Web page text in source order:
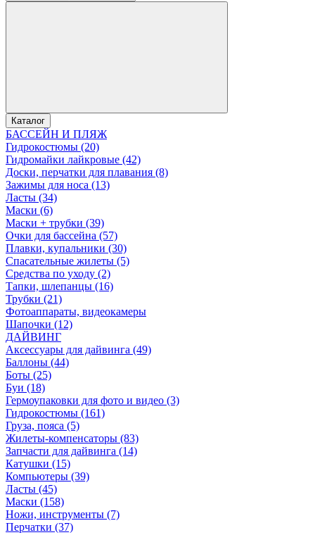
Каталог
БАССЕЙН И ПЛЯЖ
Гидрокостюмы (20)
Гидромайки лайкровые (42)
Доски, перчатки для плавания (8)
Зажимы для носа (13)
Ласты (34)
Маски (6)
Маски + трубки (39)
Очки для бассейна (57)
Плавки, купальники (30)
Спасательные жилеты (5)
Средства по уходу (2)
Тапки, шлепанцы (16)
Трубки (21)
Фотоаппараты, видеокамеры
Шапочки (12)
ДАЙВИНГ
Аксессуары для дайвинга (49)
Баллоны (44)
Боты (25)
Буи (18)
Гермоупаковки для фото и видео (3)
Гидрокостюмы (161)
Груза, пояса (5)
Жилеты-компенсаторы (83)
Запчасти для дайвинга (14)
Катушки (15)
Компьютеры (39)
Ласты (45)
Маски (158)
Ножи, инструменты (7)
Перчатки (37)